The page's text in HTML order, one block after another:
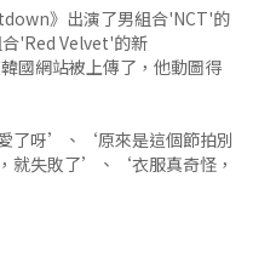
》出演了男組合'NCT'的
'Red Velvet'的新
國網站被上傳了，他動圖得
了呀’、‘原來是這個節拍別
就失敗了’、‘衣服真奇怪，